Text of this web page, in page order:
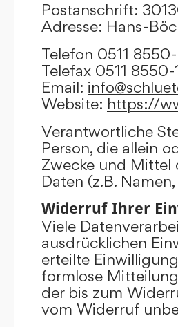
Postanschrift:
Adresse: Hans-
Telefon 0511
Telefax 0511 8550-
Email:
Website: https://
Verantwortliche
Person, die allein
Zwecke und Mittel
Daten (z.B.
Widerruf Ihrer
Viele
ausdrücklichen
erteilte
formlose
der bis zum
vom Widerruf